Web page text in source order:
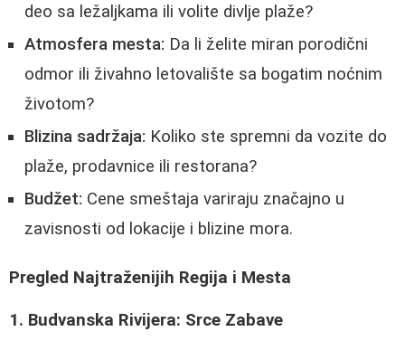
deo sa ležaljkama ili volite divlje plaže?
Atmosfera mesta: Da li želite miran porodični
odmor ili živahno letovalište sa bogatim noćnim
životom?
Blizina sadržaja: Koliko ste spremni da vozite do
plaže, prodavnice ili restorana?
Budžet: Cene smeštaja variraju značajno u
zavisnosti od lokacije i blizine mora.
Pregled Najtraženijih Regija i Mesta
1. Budvanska Rivijera: Srce Zabave